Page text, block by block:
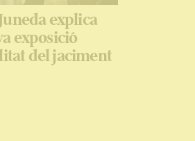
explica
exposició
del jaciment